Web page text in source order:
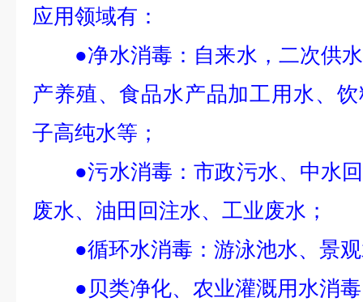
应用领域有：
●净水消毒：自来水，二次供水
产养殖、食品水产品加工用水、
子高纯水等；
●污水消毒：市政污水、中水回
废水、油田回注水、工业废水；
●循环水消毒：游泳池水、景观
●贝类净化、农业灌溉用水消毒